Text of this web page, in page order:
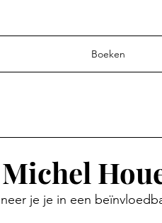
Boeken
je je in een